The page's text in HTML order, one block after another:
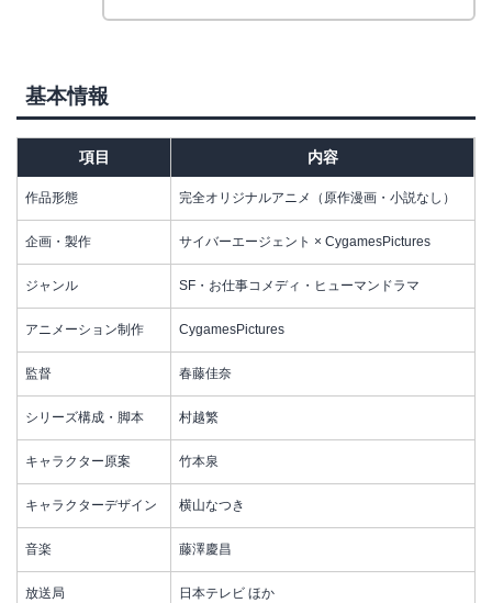
基本情報
項目 内容
作品形態 完全オリジナルアニメ（原作漫画・小説なし）
企画・製作 サイバーエージェント × CygamesPictures
ジャンル SF・お仕事コメディ・ヒューマンドラマ
アニメーション制作 CygamesPictures
監督 春藤佳奈
シリーズ構成・脚本 村越繁
キャラクター原案 竹本泉
キャラクターデザイン 横山なつき
音楽 藤澤慶昌
放送局 日本テレビ ほか